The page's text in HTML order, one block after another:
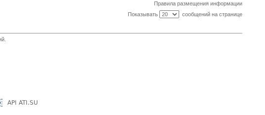
Правила размещения информации
Показывать
сообщений на странице
API ATI.SU